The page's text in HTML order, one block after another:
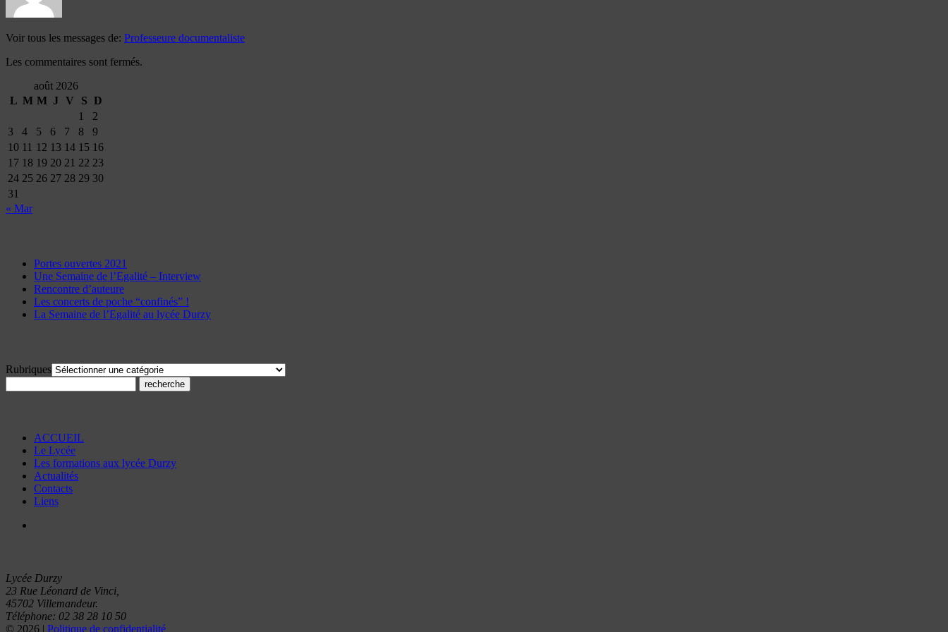
Voir tous les messages de: Professeure documentaliste
Les commentaires sont fermés.
août 2026
L M M J V S D
1
2
3
4 5 6 7 8
9
10 11 12 13 14 15 16
17 18 19 20 21 22 23
24 25 26 27 28 29 30
31
« Mar
Portes ouvertes 2021
Une Semaine de l’Egalité – Interview
Rencontre d’auteure
Les concerts de poche “confinés” !
La Semaine de l’Egalité au lycée Durzy
Rubriques
ACCUEIL
Le Lycée
Les formations aux lycée Durzy
Actualités
Contacts
Liens
Lycée Durzy
23 Rue Léonard de Vinci,
45702 Villemandeur.
Téléphone: 02 38 28 10 50
© 2026 | Politique de confidentialité